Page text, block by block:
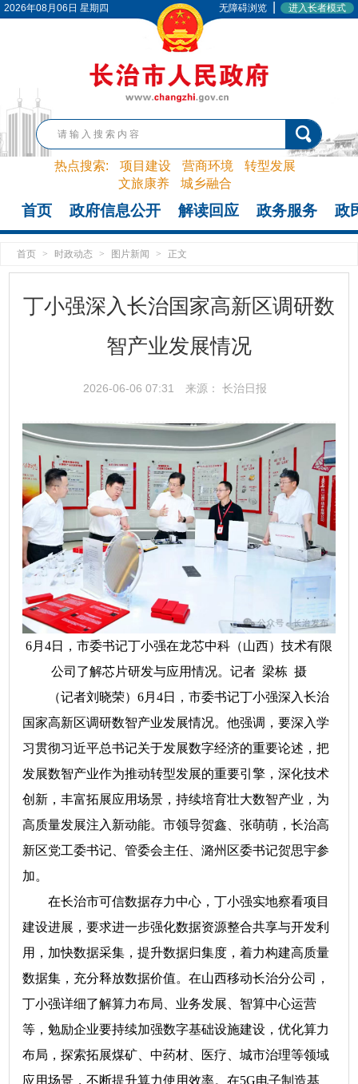
2026年08月06日 星期四 无障碍浏览 进入长者模式
热点搜索: 项目建设 营商环境
转型发展
文旅康养
城乡融合
首页 政府信息公开 解读回应 政务服务 政
首页 > 时政动态 > 图片新闻 > 正文
丁小强深入长治国家高新区调研数
智产业发展情况
2026-06-06 07:31 来源： 长治日报
6月4日，市委书记丁小强在龙芯中科（山西）技术有限
公司了解芯片研发与应用情况。记者 梁栋 摄
（记者刘晓荣）6月4日，市委书记丁小强深入长治
国家高新区调研数智产业发展情况。他强调，要深入学
习贯彻习近平总书记关于发展数字经济的重要论述，把
发展数智产业作为推动转型发展的重要引擎，深化技术
创新，丰富拓展应用场景，持续培育壮大数智产业，为
高质量发展注入新动能。市领导贺鑫、张萌萌，长治高
新区党工委书记、管委会主任、潞州区委书记贺思宇参
加。
在长治市可信数据存力中心，丁小强实地察看项目
建设进展，要求进一步强化数据资源整合共享与开发利
用，加快数据采集，提升数据归集度，着力构建高质量
数据集，充分释放数据价值。在山西移动长治分公司，
丁小强详细了解算力布局、业务发展、智算中心运营
等，勉励企业要持续加强数字基础设施建设，优化算力
布局，探索拓展煤矿、中药材、医疗、城市治理等领域
应用场景，不断提升算力使用效率。在5G电子制造基